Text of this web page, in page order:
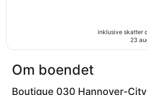
inklusive skatter
23
Om boendet
Boutique 030 Hannover-City